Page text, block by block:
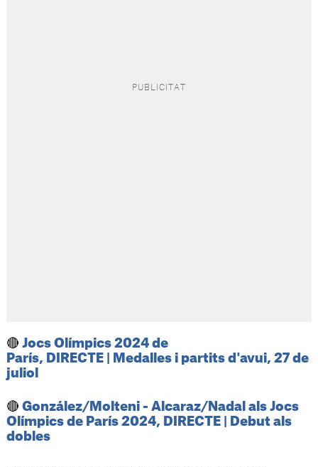
🔴 Jocs Olímpics 2024 de
París, DIRECTE | Medalles i partits d'avui, 27 de
juliol
🔴 González/Molteni - Alcaraz/Nadal als Jocs
Olímpics de París 2024, DIRECTE | Debut als
dobles